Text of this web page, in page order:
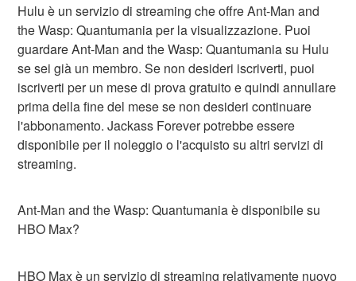
Hulu è un servizio di streaming che offre Ant-Man and
the Wasp: Quantumania per la visualizzazione. Puoi
guardare Ant-Man and the Wasp: Quantumania su Hulu
se sei già un membro. Se non desideri iscriverti, puoi
iscriverti per un mese di prova gratuito e quindi annullare
prima della fine del mese se non desideri continuare
l'abbonamento. Jackass Forever potrebbe essere
disponibile per il noleggio o l'acquisto su altri servizi di
streaming.
Ant-Man and the Wasp: Quantumania è disponibile su
HBO Max?
HBO Max è un servizio di streaming relativamente nuovo